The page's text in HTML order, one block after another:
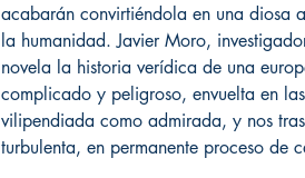
acabarán convirtiéndola en una diosa
la humanidad. Javier Moro,
novela la historia verídica de una
complicado y peligroso, envuelta en
vilipendiada como admirada, y nos
turbulenta, en permanente proceso de